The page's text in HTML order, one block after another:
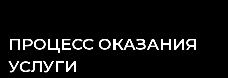
ПРОЦЕСС ОКАЗАНИЯ
УСЛУГИ